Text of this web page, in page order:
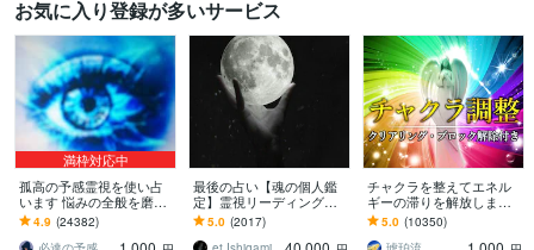
お気に入り登録が多いサービス
満枠対応中
孤高の予感霊視を使い占
います 悩みの全般を磨き
上げ、研ぎ澄ました予感
より霊視により導きます
4.9 (24382)
最後の占い【魂の個人鑑
定】霊視リーディング承
ります 運命の地図を手
に、輝く人生を創る｜魂
5.0 (2017)
チャクラを整えてエネル
ギーの滞りを解放します 7
割超リピート！人生を変
えたい人のエネルギー調
5.0 (10350)